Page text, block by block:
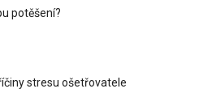
potěšení?
stresu ošetřovatele